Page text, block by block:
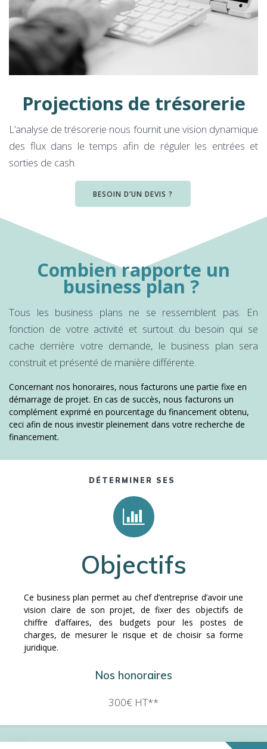
Projections de trésorerie
L’analyse de trésorerie nous fournit une vision dynamique
des flux dans le temps afin de réguler les entrées et
sorties de cash.
BESOIN D’UN DEVIS ?
Combien rapporte un
business plan ?
Tous les business plans ne se ressemblent pas. En
fonction de votre activité et surtout du besoin qui se
cache derrière votre demande, le business plan sera
construit et présenté de manière différente.
Concernant nos honoraires, nous facturons une partie fixe en
démarrage de projet. En cas de succès, nous facturons un
complément exprimé en pourcentage du financement obtenu,
ceci afin de nous investir pleinement dans votre recherche de
financement.
DÉTERMINER SES
Objectifs
Ce business plan permet au chef d’entreprise d’avoir une
vision claire de son projet, de fixer des objectifs de
chiffre d’affaires, des budgets pour les postes de
charges, de mesurer le risque et de choisir sa forme
juridique.
Nos honoraires
300€ HT**